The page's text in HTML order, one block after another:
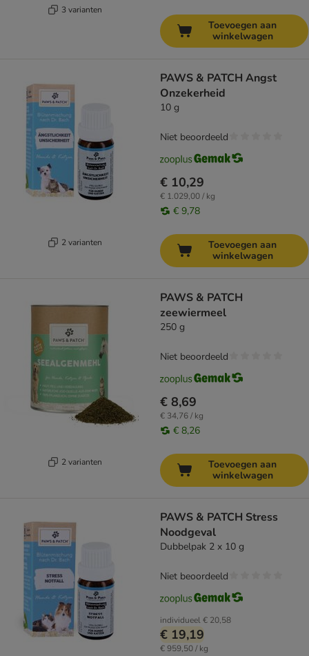
3 varianten
Toevoegen aan
winkelwagen
2 varianten
PAWS & PATCH Angst
Onzekerheid
10 g
€ 10,29
€ 1.029,00 / kg
€ 9,78
Niet beoordeeld
Toevoegen aan
winkelwagen
2 varianten
PAWS & PATCH
zeewiermeel
250 g
€ 8,69
€ 34,76 / kg
€ 8,26
Niet beoordeeld
Toevoegen aan
winkelwagen
PAWS & PATCH Stress
Noodgeval
Dubbelpak 2 x 10 g
individueel€ 20,58
€ 19,19
€ 959,50 / kg
Niet beoordeeld